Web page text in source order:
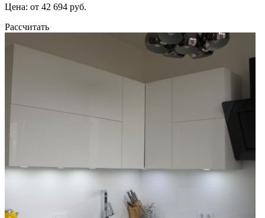
Цена: от 42 694 руб.
Рассчитать